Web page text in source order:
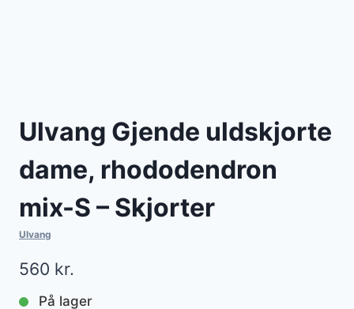
Ulvang Gjende uldskjorte
dame, rhododendron
mix-S – Skjorter
Ulvang
560 kr.
På lager